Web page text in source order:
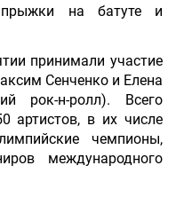
прыжки на батуте и
принимали участие
Сенченко и Елена
рок-н-ролл). Всего
артистов, в их числе
чемпионы,
международного